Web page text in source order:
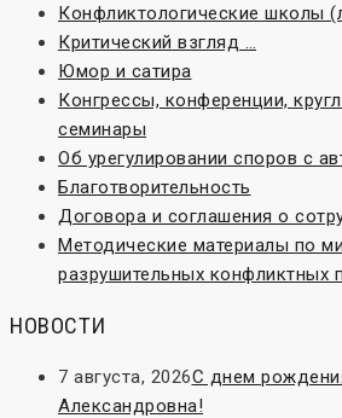
Конфликтологические школы
Критический взгляд …
Юмор и сатира
Конгрессы, конференции,
семинары
Об урегулировании споров с
Благотворительность
Договора и соглашения о
Методические материалы по
разрушительных конфликтных
НОВОСТИ
7 августа, 2026С днем
Александровна!